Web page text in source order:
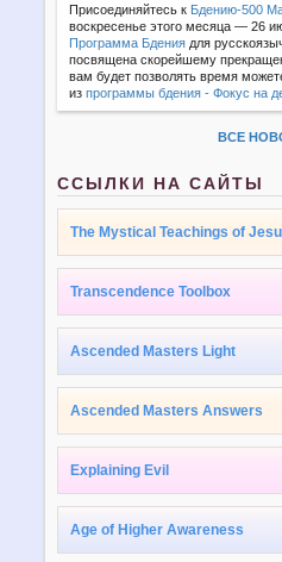
Присоединяйтесь к Бдению-500
воскресенье этого месяца — 26
Программа Бдения для
посвящена скорейшему
вам будет позволять время
изпрограммы бдения - Фокус на
ВСЕ
ССЫЛКИ НА САЙТЫ
The Mystical Teachings of
Transcendence Toolbox
Ascended Masters Light
Ascended Masters Answers
Explaining Evil
Age of Higher Awareness